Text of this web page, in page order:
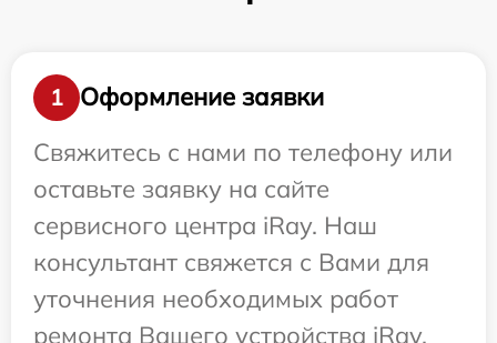
1
Оформление заявки
Свяжитесь с нами по телефону или
оставьте заявку на сайте
сервисного центра iRay. Наш
консультант свяжется с Вами для
уточнения необходимых работ
ремонта Вашего устройства iRay.